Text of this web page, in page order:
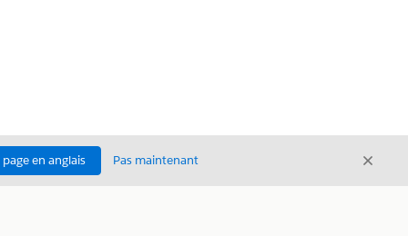
en anglais Pas maintenant Fermer